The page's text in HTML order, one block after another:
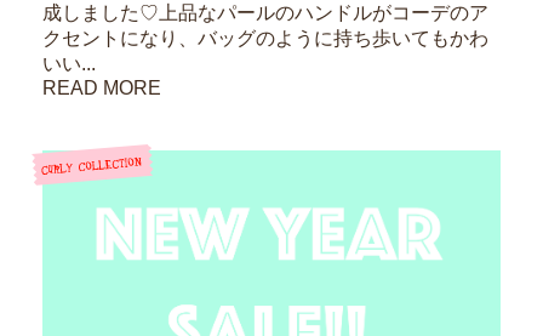
成しました♡上品なパールのハンドルがコーデのア
クセントになり、バッグのように持ち歩いてもかわ
いい...
READ MORE